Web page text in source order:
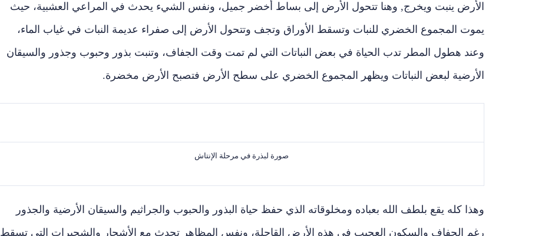
الأرض ينبت ويخرج, وهنا تتحول الأرض إلى بساط أخضر جميل، ونفس الشيء يحدث في المراعي العشبية، حيث
يموت المجموع الخضري للنبات وتسقط الأوراق وتجف وتتحول الأرض إلى صفراء عديمة النبات في غياب الماء،
وعند هطول المطر تدب الحياة في بعض النباتات التي لم تمت وقت الجفاف، وتنبت بذور وحبوب وجذور والسيقان
الأرضية لبعض النباتات ويظهر المجموع الخضري على سطح الأرض فتصبح الأرض مخضرة.
صورة لبذرة في مرحلة الإنتاش
وهذا كله يقع بلطف الله بعباده ومخلوقاته الذي حفظ حياة البذور والحبوب والجراثيم والسيقان الأرضية والجذور
رغم الجفاف والسكون العجيب في هذه الأرض القاحلة، ونفس المظاهر تحدث مع الأشجار والشجيرات التي تسقط